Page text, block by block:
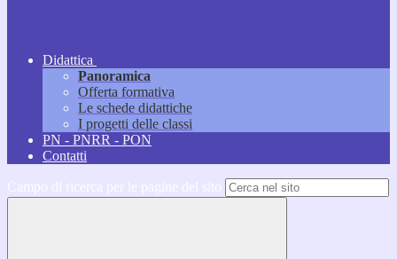
Didattica
Panoramica
Offerta formativa
Le schede didattiche
I progetti delle classi
PN - PNRR - PON
Contatti